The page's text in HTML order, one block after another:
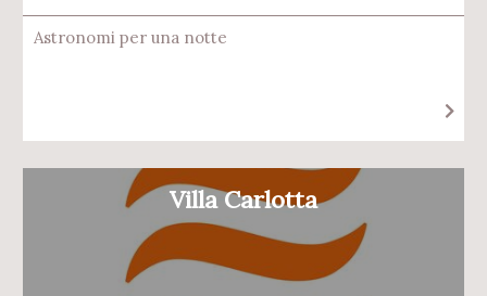
Astronomi per una notte
Villa Carlotta